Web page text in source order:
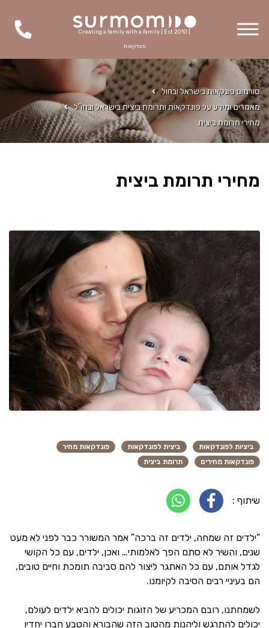
Creating a family with a family | Est 2010 |
פונדקאות
סורמום פונקאות בישראל ובחול
מאמרים ומידע על פונדקאות ותרומת ביצית בישראל ובחו"ל
מחירי תרומת ביצית
מחירי תרומת ביצית
ביציות לפונדקאות ביצית לפונדקאות
פונדקאות מחיר
פונדקאות מחירים
תרומת ביצית
שיתוף :
“ילדים זה שמחה, ילדים זה ברכה” אמר המשורר כבר לפני לא מעט
שנים, והשיר לא סתם הפך לאלמותי… ואכן, ילדים, עם כל הקושי
לגדל אותם, עם כל האתגר ליצור להם סביבה תומכת וחיים טובים,
הם בעיניי רבים הסיבה לקיומנו.
לשמחתנו, רובם המכריע של הזוגות יכולים להביא ילדים לעולם,
יכולים להתרגש וליהנות מהטוב הזה שהבורא והטבע חברו יחדיו